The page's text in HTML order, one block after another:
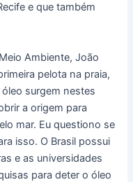
e que também
Ambiente, João
pelota na praia,
surgem nestes
a origem para
mar. Eu questiono se
isso. O Brasil possui
e as universidades
para deter o óleo